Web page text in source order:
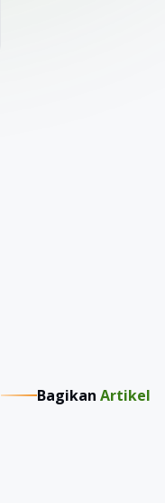
Bagikan Artikel